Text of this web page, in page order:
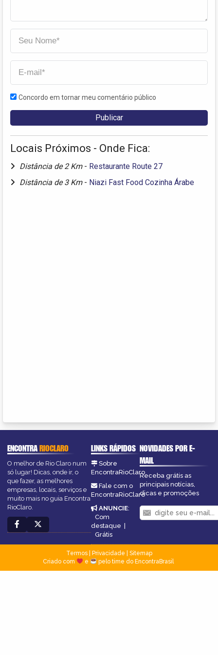
Concordo em tornar meu comentário público
Locais Próximos - Onde Fica:
Distância de 2 Km - Restaurante Route 27
Distância de 3 Km - Niazi Fast Food Cozinha Árabe
ENCONTRARIOCLARO
O melhor de Rio Claro num
só lugar! Dicas, onde ir, o
que fazer, as melhores
empresas, locais, serviços e
muito mais no guia Encontra
RioClaro.
LINKS RÁPIDOS
Sobre
EncontraRioClaro
Fale com o
EncontraRioClaro
ANUNCIE:
Com
destaque |
Grátis
NOVIDADES POR E-
MAIL
Receba grátis as
principais notícias,
dicas e promoções
Termos| Privacidade
Sitemap
Criado com
e pelo time do EncontraBrasil